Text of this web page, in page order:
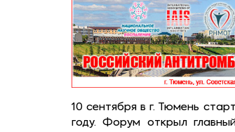
10 сентября в г. Тюмень
году. Форум открыл